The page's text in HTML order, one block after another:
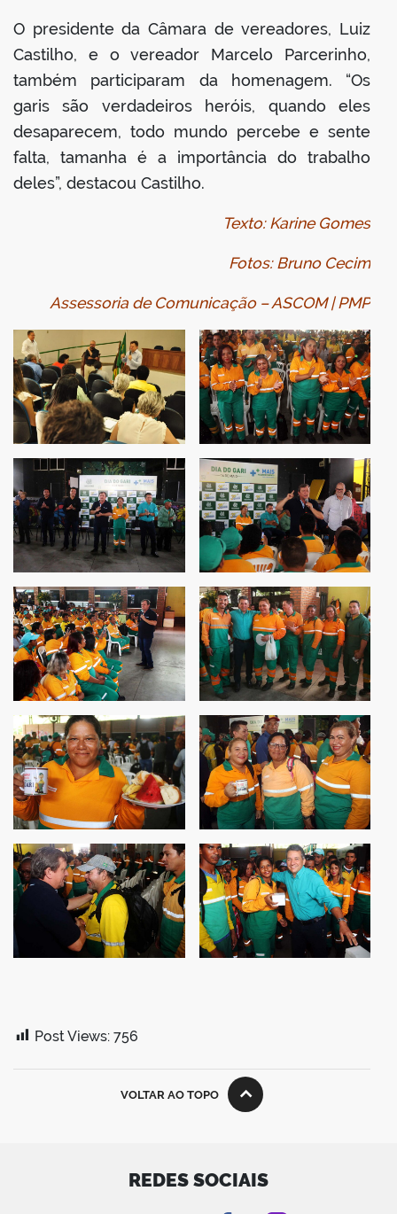
O presidente da Câmara de vereadores, Luiz
Castilho, e o vereador Marcelo Parcerinho,
também participaram da homenagem. “Os
garis são verdadeiros heróis, quando eles
desaparecem, todo mundo percebe e sente
falta, tamanha é a importância do trabalho
deles”, destacou Castilho.
Texto: Karine Gomes
Fotos: Bruno Cecim
Assessoria de Comunicação – ASCOM | PMP
Post Views: 756
VOLTAR AO TOPO
REDES SOCIAIS